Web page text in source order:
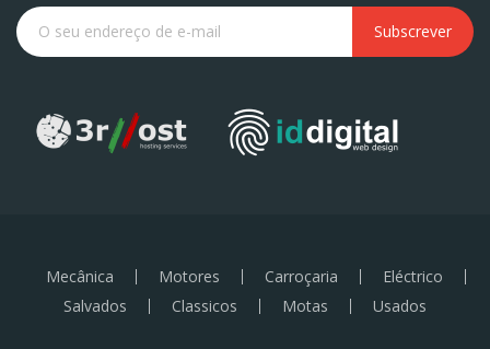
Subscrever
Mecânica Motores Carroçaria
Eléctrico
Salvados
Classicos Motas Usados